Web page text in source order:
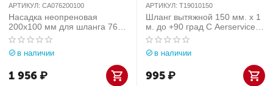
АРТИКУЛ: CA076200100
Насадка неопреновая
200x100 мм для шланга 76
мм
в наличии
1 956₽
АРТИКУЛ: T19010150
Шланг вытяжной 150 мм. х 1
м. до +90 град С Aerservice
(Италия) арт. T19010150
в наличии
995₽